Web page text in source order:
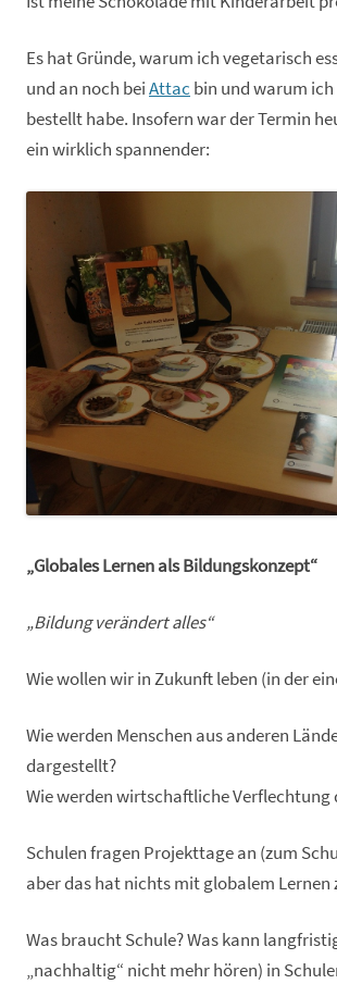
Es hat Gründe, warum ich vegetarisch
und an noch beiAttac bin und warum ich
bestellt habe. Insofern war der Termin
ein wirklich spannender:
„Globales Lernen als Bildungskonzept“
„Bildung verändert alles“
Wie wollen wir in Zukunft leben (in der
Wie werden Menschen aus anderen
dargestellt?
Wie werden wirtschaftliche Verflechtung
Schulen fragen Projekttage an (zum
aber das hat nichts mit globalem Lernen
Was braucht Schule? Was kann
„nachhaltig“ nicht mehr hören) in